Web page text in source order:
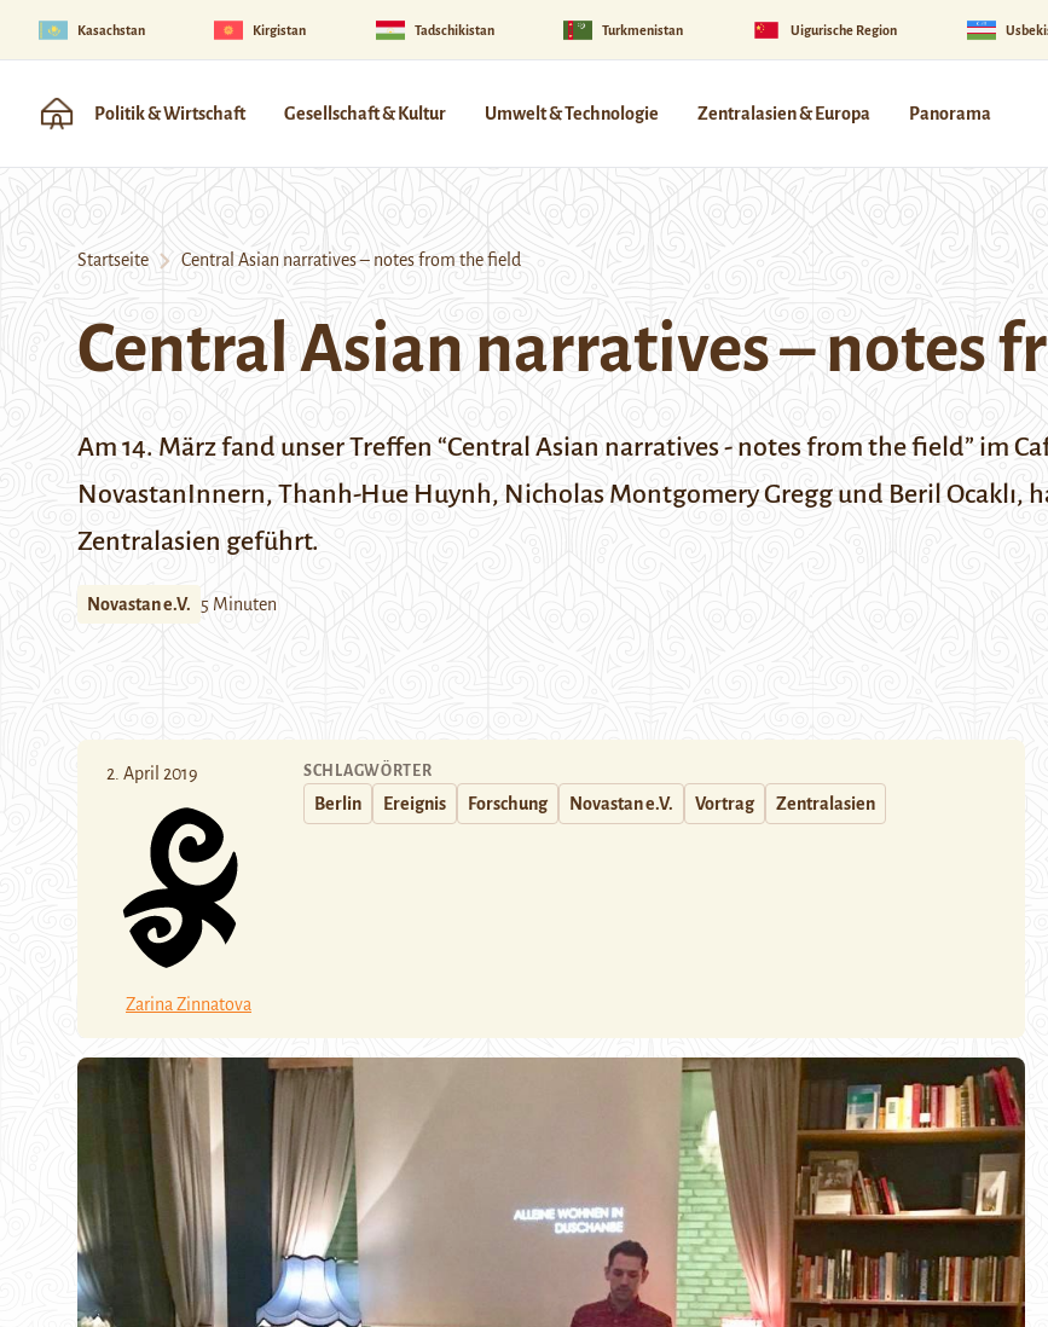
Kasachstan Kirgistan Tadschikistan Turkmenistan Uigurische Region
Politik & Wirtschaft Gesellschaft & Kultur Umwelt & Technologie Zentralasien & Europa Panorama
Startseite Central Asian narratives – notes from the field
Central Asian narratives – notes
Am 14. März fand unser Treffen “Central Asian narratives - notes from the field” im
NovastanInnern, Thanh-Hue Huynh, Nicholas Montgomery Gregg und Beril Ocaklı,
Zentralasien geführt.
Novastan e.V. 5 Minuten
2. April 2019
Zarina Zinnatova
SCHLAGWÖRTER
Berlin Ereignis Forschung Novastan e.V. Vortrag Zentralasien